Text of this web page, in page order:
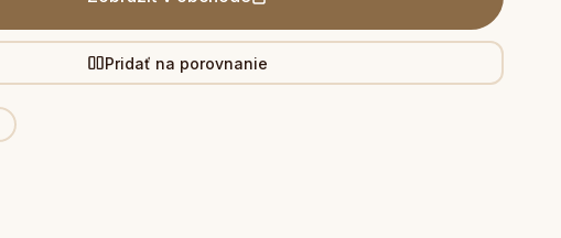
Pridať na porovnanie